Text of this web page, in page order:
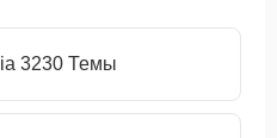
3230 Темы